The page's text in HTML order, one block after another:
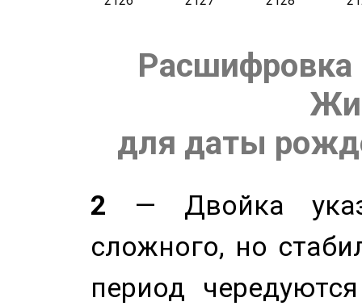
Расшифровка
для даты
2 — Двойка
сложного, но
период